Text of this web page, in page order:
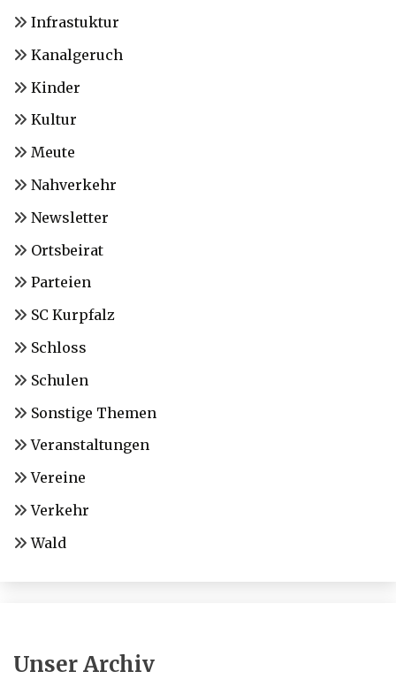
Infrastuktur
Kanalgeruch
Kinder
Kultur
Meute
Nahverkehr
Newsletter
Ortsbeirat
Parteien
SC Kurpfalz
Schloss
Schulen
Sonstige Themen
Veranstaltungen
Vereine
Verkehr
Wald
Unser Archiv